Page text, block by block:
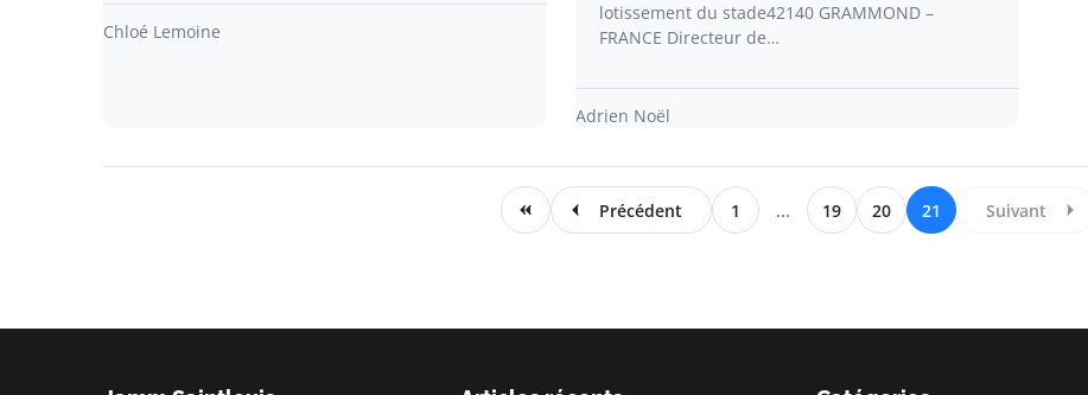
Chloé Lemoine
lotissement du stade42140 GRAMMOND –
FRANCE Directeur de…
Adrien Noël
Précédent 1 ... 19 20 21 Suivant